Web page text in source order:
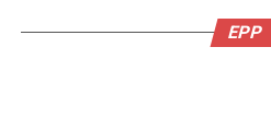
EPP